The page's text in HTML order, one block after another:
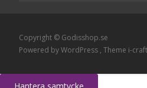
Copyright © Godisshop.se
Powered by WordPress , Theme i-craft